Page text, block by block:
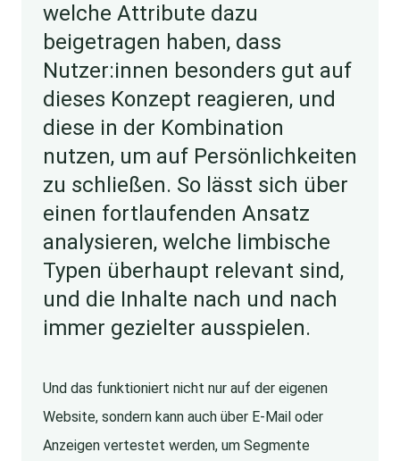
welche Attribute dazu
beigetragen haben, dass
Nutzer:innen besonders gut auf
dieses Konzept reagieren, und
diese in der Kombination
nutzen, um auf Persönlichkeiten
zu schließen. So lässt sich über
einen fortlaufenden Ansatz
analysieren, welche limbische
Typen überhaupt relevant sind,
und die Inhalte nach und nach
immer gezielter ausspielen.
Und das funktioniert nicht nur auf der eigenen
Website, sondern kann auch über E-Mail oder
Anzeigen vertestet werden, um Segmente